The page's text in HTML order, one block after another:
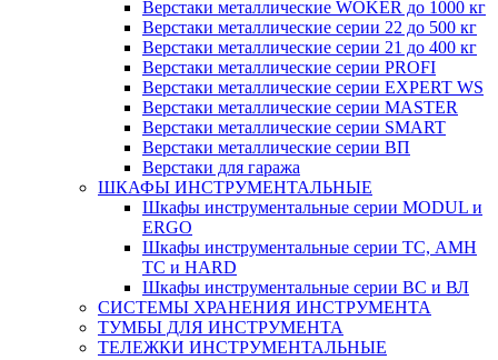
Верстаки металлические WOKER до 1000 кг
Верстаки металлические серии 22 до 500 кг
Верстаки металлические серии 21 до 400 кг
Верстаки металлические серии PROFI
Верстаки металлические серии EXPERT WS
Верстаки металлические серии MASTER
Верстаки металлические серии SMART
Верстаки металлические серии ВП
Верстаки для гаража
ШКАФЫ ИНСТРУМЕНТАЛЬНЫЕ
Шкафы инструментальные серии MODUL и
ERGO
Шкафы инструментальные серии ТС, АМН
ТС и HARD
Шкафы инструментальные серии ВС и ВЛ
СИСТЕМЫ ХРАНЕНИЯ ИНСТРУМЕНТА
ТУМБЫ ДЛЯ ИНСТРУМЕНТА
ТЕЛЕЖКИ ИНСТРУМЕНТАЛЬНЫЕ